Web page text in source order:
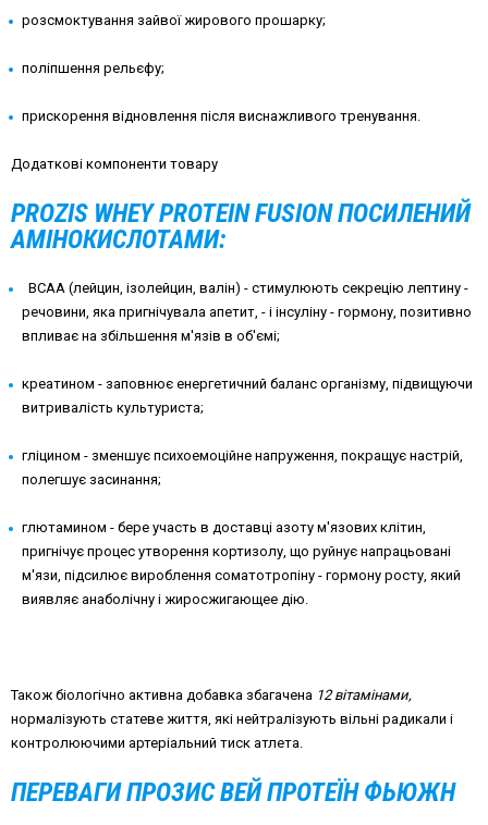
розсмоктування зайвої жирового прошарку;
поліпшення рельєфу;
прискорення відновлення після виснажливого тренування.
Додаткові компоненти товару
PROZIS WHEYPROTEINFUSIONПОСИЛЕНИЙ
АМІНОКИСЛОТАМИ:
BCAA (лейцин, ізолейцин, валін) - стимулюють секрецію лептину -
речовини, яка пригнічувала апетит, - і інсуліну - гормону, позитивно
впливає на збільшення м'язів в об'ємі;
креатином - заповнює енергетичний баланс організму, підвищуючи
витривалість культуриста;
гліцином - зменшує психоемоційне напруження, покращує настрій,
полегшує засинання;
глютамином - бере участь в доставці азоту м'язових клітин,
пригнічує процес утворення кортизолу, що руйнує напрацьовані
м'язи, підсилює вироблення соматотропіну - гормону росту, який
виявляє анаболічну і жиросжигающее дію.
Також біологічно активна добавка збагачена 12 вітамінами,
нормалізують статеве життя, які нейтралізують вільні радикали і
контролюючими артеріальний тиск атлета.
ПЕРЕВАГИПРОЗИС ВЕЙ ПРОТЕЇН ФЬЮЖН